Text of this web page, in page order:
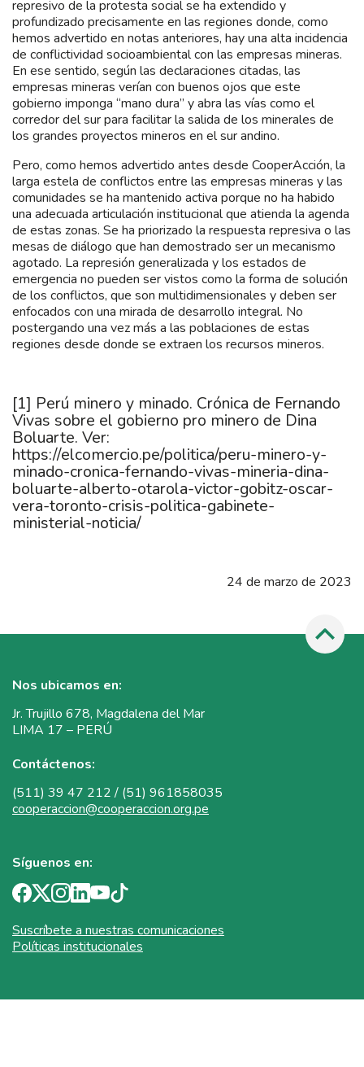
represivo de la protesta social se ha extendido y
profundizado precisamente en las regiones donde, como
hemos advertido en notas anteriores, hay una alta incidencia
de conflictividad socioambiental con las empresas mineras.
En ese sentido, según las declaraciones citadas, las
empresas mineras verían con buenos ojos que este
gobierno imponga “mano dura” y abra las vías como el
corredor del sur para facilitar la salida de los minerales de
los grandes proyectos mineros en el sur andino.
Pero, como hemos advertido antes desde CooperAcción, la
larga estela de conflictos entre las empresas mineras y las
comunidades se ha mantenido activa porque no ha habido
una adecuada articulación institucional que atienda la agenda
de estas zonas. Se ha priorizado la respuesta represiva o las
mesas de diálogo que han demostrado ser un mecanismo
agotado. La represión generalizada y los estados de
emergencia no pueden ser vistos como la forma de solución
de los conflictos, que son multidimensionales y deben ser
enfocados con una mirada de desarrollo integral. No
postergando una vez más a las poblaciones de estas
regiones desde donde se extraen los recursos mineros.
[1] Perú minero y minado. Crónica de Fernando
Vivas sobre el gobierno pro minero de Dina
Boluarte. Ver:
https://elcomercio.pe/politica/peru-minero-y-
minado-cronica-fernando-vivas-mineria-dina-
boluarte-alberto-otarola-victor-gobitz-oscar-
vera-toronto-crisis-politica-gabinete-
ministerial-noticia/
24 de marzo de 2023
Nos ubicamos en:
Jr. Trujillo 678, Magdalena del Mar
LIMA 17 – PERÚ
Contáctenos:
(511) 39 47 212 / (51) 961858035
cooperaccion@cooperaccion.org.pe
Síguenos en:
Suscríbete a nuestras comunicaciones
Políticas institucionales